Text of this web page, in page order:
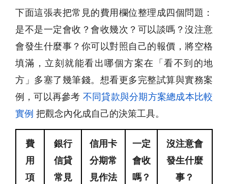
下面這張表把常見的費用欄位整理成四個問題：
是不是一定會收？會收幾次？可以談嗎？沒注意
會發生什麼事？你可以對照自己的報價，將空格
填滿，立刻就能看出哪個方案在「看不到的地
方」多塞了幾筆錢。想看更多完整試算與實務案
例，可以再參考 不同貸款與分期方案總成本比較
實例 把觀念內化成自己的決策工具。
費
用
項
銀行
信貸
常見
信用卡
分期常
見作法
一定
會收
嗎？
沒注意會
發生什麼
事？